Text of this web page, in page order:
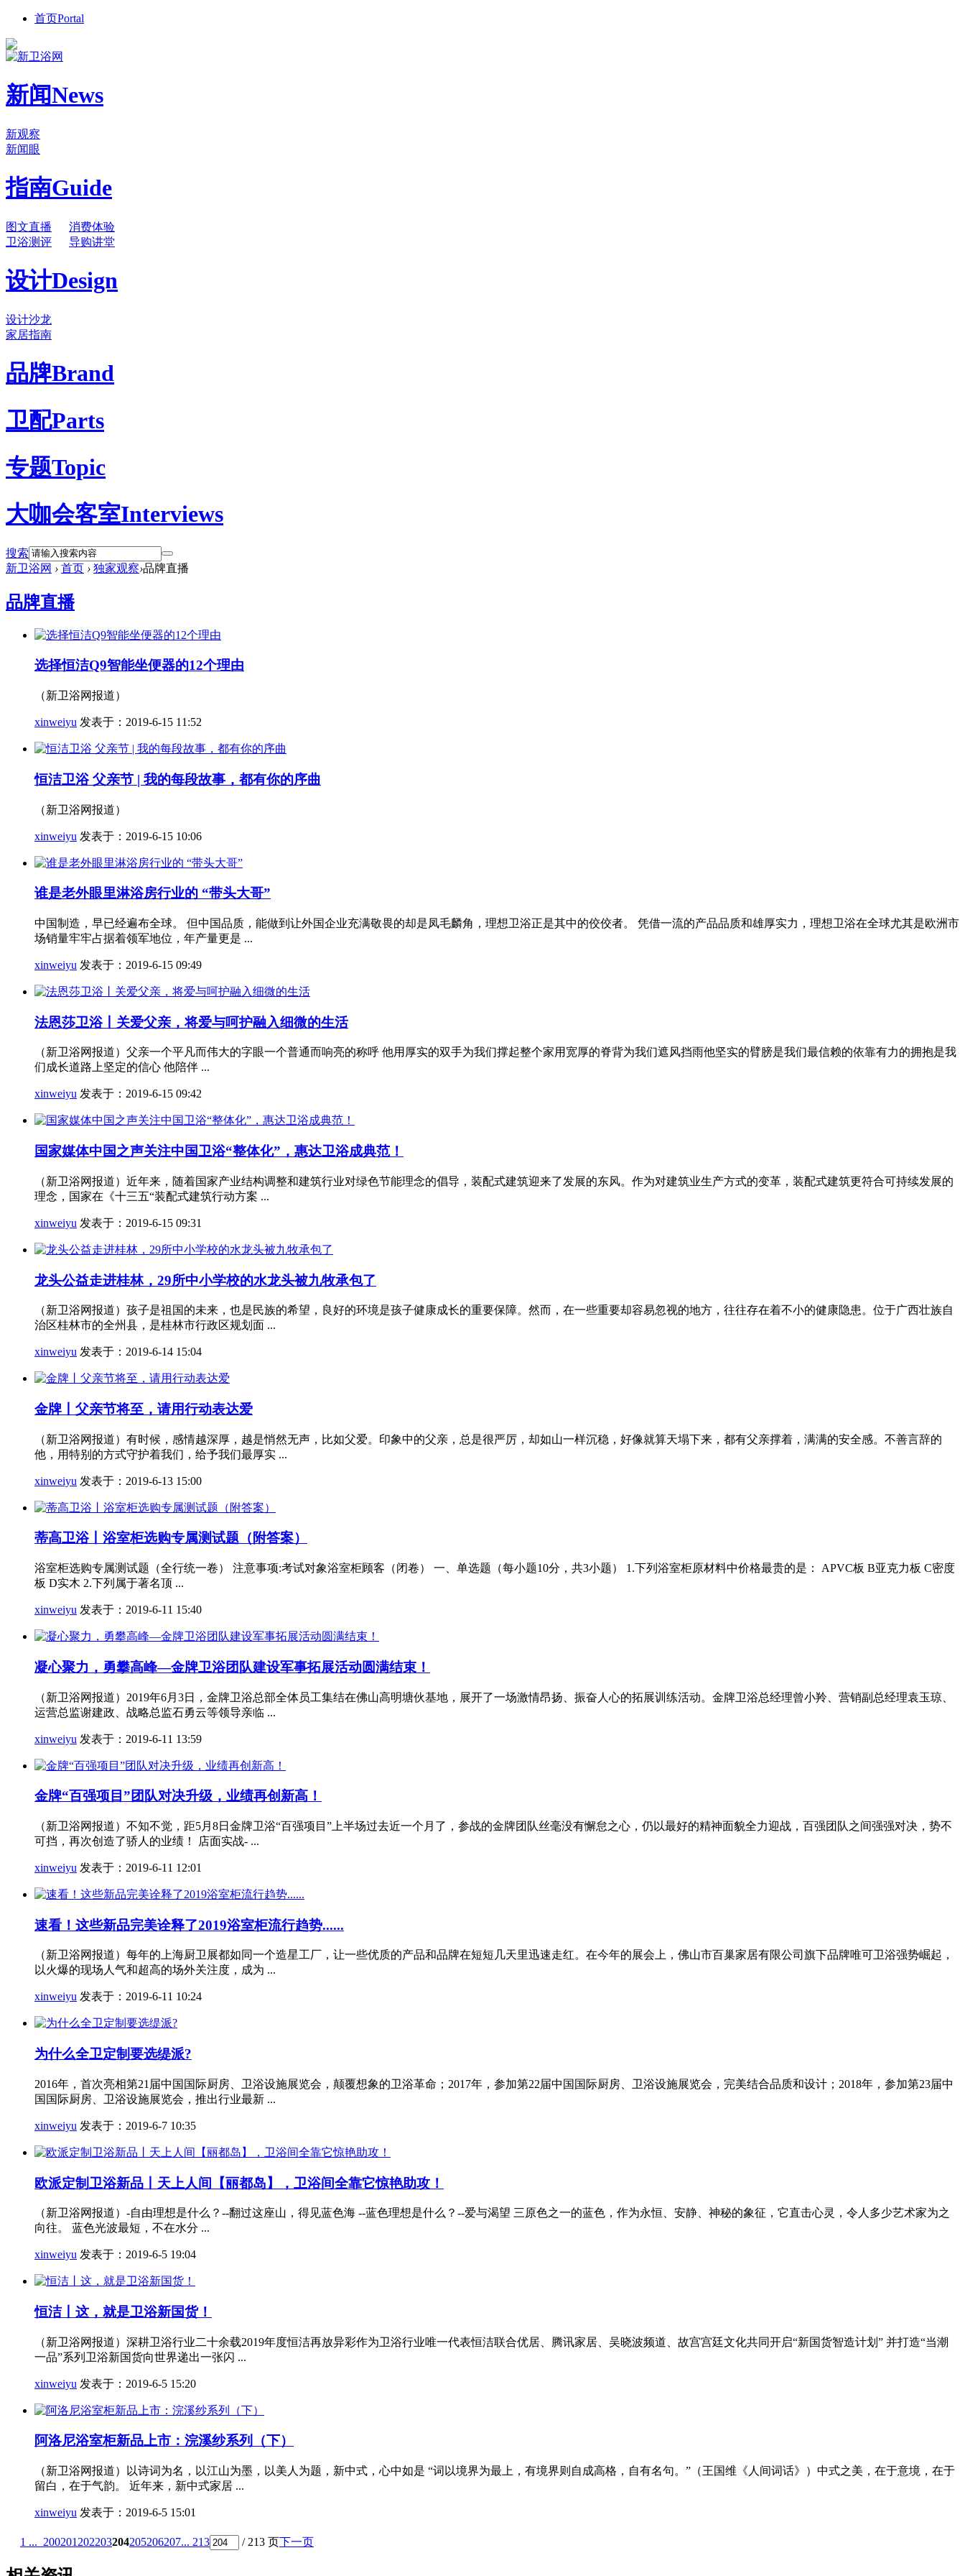
首页Portal
新闻News
新观察
新闻眼
指南Guide
图文直播
消费体验
卫浴测评
导购讲堂
设计Design
设计沙龙
家居指南
品牌Brand
卫配Parts
专题Topic
大咖会客室Interviews
搜索
新卫浴网 › 首页 › 独家观察›品牌直播
品牌直播
选择恒洁Q9智能坐便器的12个理由
（新卫浴网报道）
xinweiyu 发表于：2019-6-15 11:52
恒洁卫浴 父亲节 | 我的每段故事，都有你的序曲
（新卫浴网报道）
xinweiyu 发表于：2019-6-15 10:06
谁是老外眼里淋浴房行业的 “带头大哥”
中国制造，早已经遍布全球。 但中国品质，能做到让外国企业充满敬畏的却是凤毛麟角，理想卫浴正是其中的佼佼者。 凭借一流的产品品质和雄厚实力，理想卫浴在全球尤其是欧洲市
场销量牢牢占据着领军地位，年产量更是 ...
xinweiyu 发表于：2019-6-15 09:49
法恩莎卫浴丨关爱父亲，将爱与呵护融入细微的生活
（新卫浴网报道）父亲一个平凡而伟大的字眼一个普通而响亮的称呼 他用厚实的双手为我们撑起整个家用宽厚的脊背为我们遮风挡雨他坚实的臂膀是我们最信赖的依靠有力的拥抱是我
们成长道路上坚定的信心 他陪伴 ...
xinweiyu 发表于：2019-6-15 09:42
国家媒体中国之声关注中国卫浴“整体化”，惠达卫浴成典范！
（新卫浴网报道）近年来，随着国家产业结构调整和建筑行业对绿色节能理念的倡导，装配式建筑迎来了发展的东风。作为对建筑业生产方式的变革，装配式建筑更符合可持续发展的
理念，国家在《十三五“装配式建筑行动方案 ...
xinweiyu 发表于：2019-6-15 09:31
龙头公益走进桂林，29所中小学校的水龙头被九牧承包了
（新卫浴网报道）孩子是祖国的未来，也是民族的希望，良好的环境是孩子健康成长的重要保障。然而，在一些重要却容易忽视的地方，往往存在着不小的健康隐患。位于广西壮族自
治区桂林市的全州县，是桂林市行政区规划面 ...
xinweiyu 发表于：2019-6-14 15:04
金牌丨父亲节将至，请用行动表达爱
（新卫浴网报道）有时候，感情越深厚，越是悄然无声，比如父爱。印象中的父亲，总是很严厉，却如山一样沉稳，好像就算天塌下来，都有父亲撑着，满满的安全感。不善言辞的
他，用特别的方式守护着我们，给予我们最厚实 ...
xinweiyu 发表于：2019-6-13 15:00
蒂高卫浴丨浴室柜选购专属测试题（附答案）
浴室柜选购专属测试题（全行统一卷） 注意事项:考试对象浴室柜顾客（闭卷） 一、单选题（每小题10分，共3小题） 1.下列浴室柜原材料中价格最贵的是： APVC板 B亚克力板 C密度
板 D实木 2.下列属于著名顶 ...
xinweiyu 发表于：2019-6-11 15:40
凝心聚力，勇攀高峰—金牌卫浴团队建设军事拓展活动圆满结束！
（新卫浴网报道）2019年6月3日，金牌卫浴总部全体员工集结在佛山高明塘伙基地，展开了一场激情昂扬、振奋人心的拓展训练活动。金牌卫浴总经理曾小羚、营销副总经理袁玉琼、
运营总监谢建政、战略总监石勇云等领导亲临 ...
xinweiyu 发表于：2019-6-11 13:59
金牌“百强项目”团队对决升级，业绩再创新高！
（新卫浴网报道）不知不觉，距5月8日金牌卫浴“百强项目”上半场过去近一个月了，参战的金牌团队丝毫没有懈怠之心，仍以最好的精神面貌全力迎战，百强团队之间强强对决，势不
可挡，再次创造了骄人的业绩！ 店面实战- ...
xinweiyu 发表于：2019-6-11 12:01
速看！这些新品完美诠释了2019浴室柜流行趋势......
（新卫浴网报道）每年的上海厨卫展都如同一个造星工厂，让一些优质的产品和品牌在短短几天里迅速走红。在今年的展会上，佛山市百巢家居有限公司旗下品牌唯可卫浴强势崛起，
以火爆的现场人气和超高的场外关注度，成为 ...
xinweiyu 发表于：2019-6-11 10:24
为什么全卫定制要选缇派?
2016年，首次亮相第21届中国国际厨房、卫浴设施展览会，颠覆想象的卫浴革命；2017年，参加第22届中国国际厨房、卫浴设施展览会，完美结合品质和设计；2018年，参加第23届中
国国际厨房、卫浴设施展览会，推出行业最新 ...
xinweiyu 发表于：2019-6-7 10:35
欧派定制卫浴新品丨天上人间【丽都岛】，卫浴间全靠它惊艳助攻！
（新卫浴网报道）-自由理想是什么？--翻过这座山，得见蓝色海 --蓝色理想是什么？--爱与渴望 三原色之一的蓝色，作为永恒、安静、神秘的象征，它直击心灵，令人多少艺术家为之
向往。 蓝色光波最短，不在水分 ...
xinweiyu 发表于：2019-6-5 19:04
恒洁丨这，就是卫浴新国货！
（新卫浴网报道）深耕卫浴行业二十余载2019年度恒洁再放异彩作为卫浴行业唯一代表恒洁联合优居、腾讯家居、吴晓波频道、故宫宫廷文化共同开启“新国货智造计划” 并打造“当潮
一品”系列卫浴新国货向世界递出一张闪 ...
xinweiyu 发表于：2019-6-5 15:20
阿洛尼浴室柜新品上市：浣溪纱系列（下）
（新卫浴网报道）以诗词为名，以江山为墨，以美人为题，新中式，心中如是 “词以境界为最上，有境界则自成高格，自有名句。”（王国维《人间词话》）中式之美，在于意境，在于
留白，在于气韵。 近年来，新中式家居 ...
xinweiyu 发表于：2019-6-5 15:01
1 ... 200201 202203204205206207... 213 / 213 页下一页